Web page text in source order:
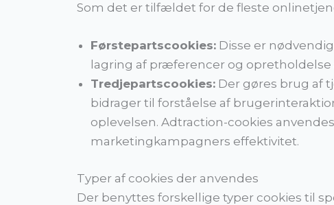
Som det er tilfældet for de fleste
Førstepartscookies: Disse er
lagring af præferencer og
Tredjepartscookies: Der gøres brug af
bidrager til forståelse af
oplevelsen. Adtraction-cookies
marketingkampagners effektivitet.
Typer af cookies der anvendes
Der benyttes forskellige typer cookies til